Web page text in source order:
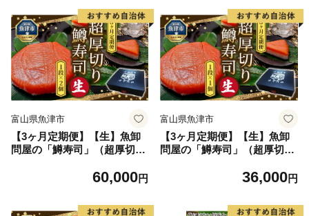
富山県魚津市
【3ヶ月定期便】【生】魚卸
問屋の「鱒寿司」（超厚切
60,000円
富山県魚津市
【3ヶ月定期便】【生】魚卸
問屋の「鱒寿司」（超厚切
36,000円